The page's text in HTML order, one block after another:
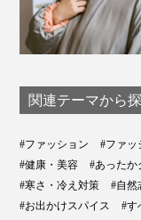
関連テーマから
#ファッション #ファッ
#健康・美容
#あったか
#寒さ・冷え対策
#自然
#お出かけスパイス
#す